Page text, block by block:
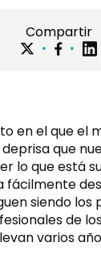
Compartir
en el que el
que
lo que está
fácilmente
siendo los
de
varios